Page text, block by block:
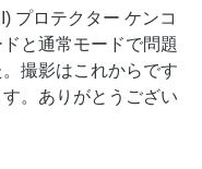
プロテクター ケンコ
と通常モードで問題
撮影はこれからです
。ありがとうござい